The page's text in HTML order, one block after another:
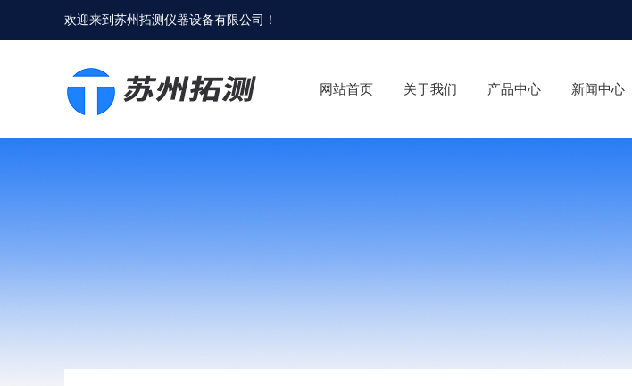
欢迎来到苏州拓测仪器设备有限公司 ！
网站首页 关于我们 产品中心 新闻中心